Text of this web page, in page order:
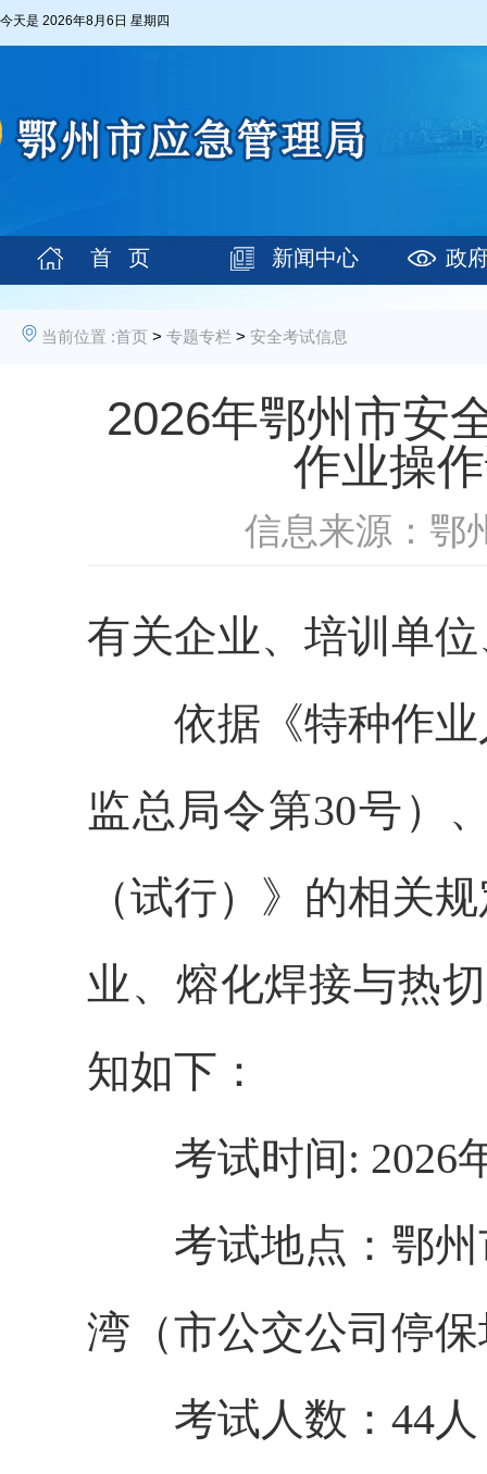
今天是 2026年8月6日 星期四
首 页 新闻中心 政
当前位置 :首页 > 专题专栏 > 安全考试信息
2026年鄂州市安
作业操
信息来源：鄂
有关企业、培训单
依据《特种作业
监总局令第30号）
（试行）》的相关
业、熔化焊接与热
知如下：
考试时间: 2026年
考试地点：鄂州
湾（市公交公司停
考试人数：44人